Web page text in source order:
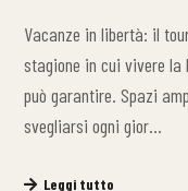
Vacanze in libertà: il
stagione in cui vivere la
può garantire. Spazi
svegliarsi ogni gior…
Leggi tutto